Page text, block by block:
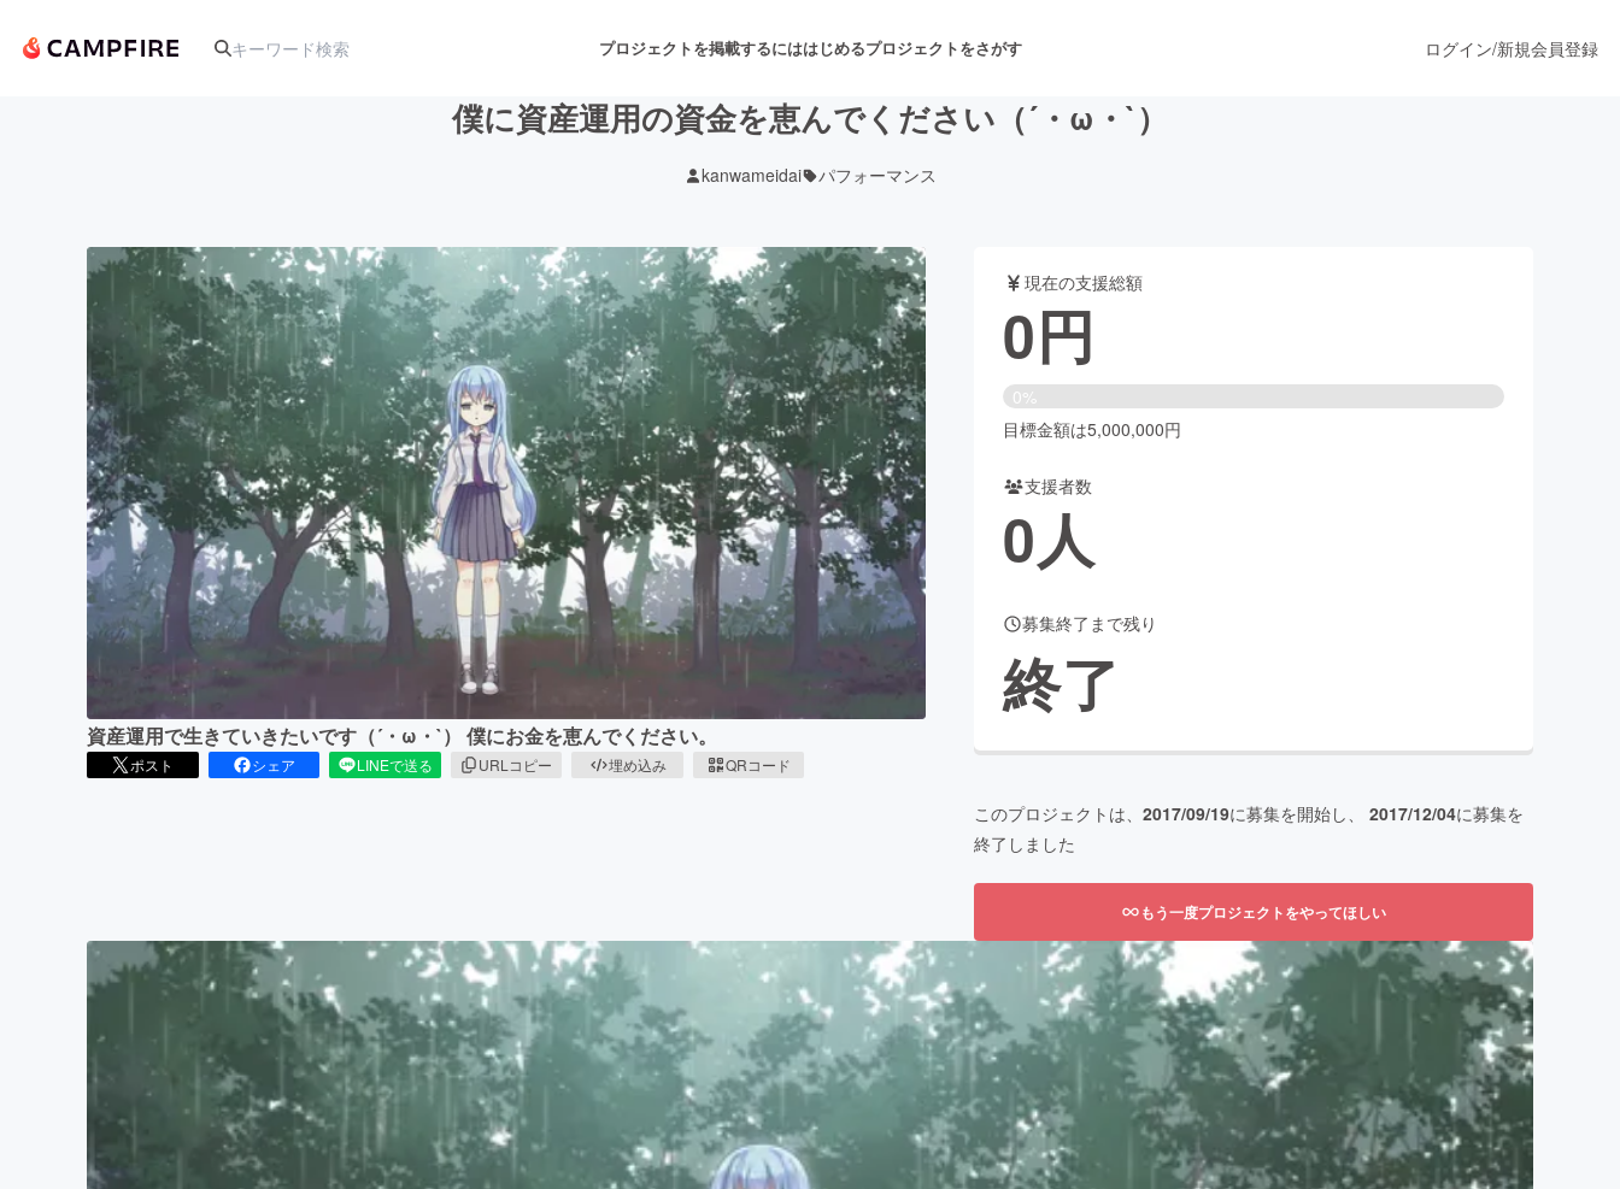
プロジェクトを掲載するにははじめるプロジェクトをさがす
アート・写真 音楽 舞台・パフォーマンス
テクノロジー・ガジェット ゲーム・サービス開発 フード・飲食店
映像・映画 書籍・雑誌出版 アニメ・漫画
ビジネス・起業 チャレンジ ビューティー・ヘルスケア
まちづくり・地域活性化
CAMPFIRE for Social GoodCAMPFIRE Creation
CAMPFIREふるさと納税
machi-yaコミュニティ
ログイン/新規会員登録
僕に資産運用の資金を恵んでください（´・ω・`）
kanwameidai パフォーマンス
資産運用で生きていきたいです（´・ω・`） 僕にお金を恵んでください。
ポスト シェア LINEで送る URLコピー 埋め込み QRコード
現在の支援総額
0円
0%
目標金額は5,000,000円
支援者数
0人
募集終了まで残り
終了
このプロジェクトは、 2017/09/19に募集を開始し、 2017/12/04に募集を
終了しました
もう一度プロジェクトをやってほしい